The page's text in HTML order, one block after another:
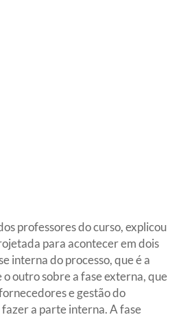
professores do curso, explicou
para acontecer em dois
interna do processo, que é a
outro sobre a fase externa, que
e gestão do
a parte interna. A fase